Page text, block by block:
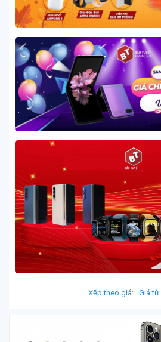
Xếp theo giá: